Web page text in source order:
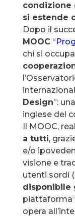
condizione
si estende
Dopo il
MOOC“
chi si
Design”:
inglese del
Il MOOC,
a tutti,
e/o
visione e
utenti sordi
disponibile
piattaforma
opera